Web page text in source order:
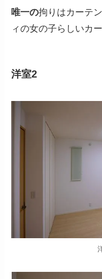
唯一の拘りはカーテ
ィの女の子らしいカ
洋室2